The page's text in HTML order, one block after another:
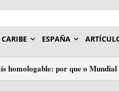
ESPAÑA
homologable: por que o